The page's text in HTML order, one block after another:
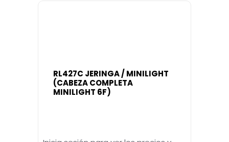
RL427C JERINGA / MINILIGHT
(CABEZA COMPLETA
MINILIGHT 6F)